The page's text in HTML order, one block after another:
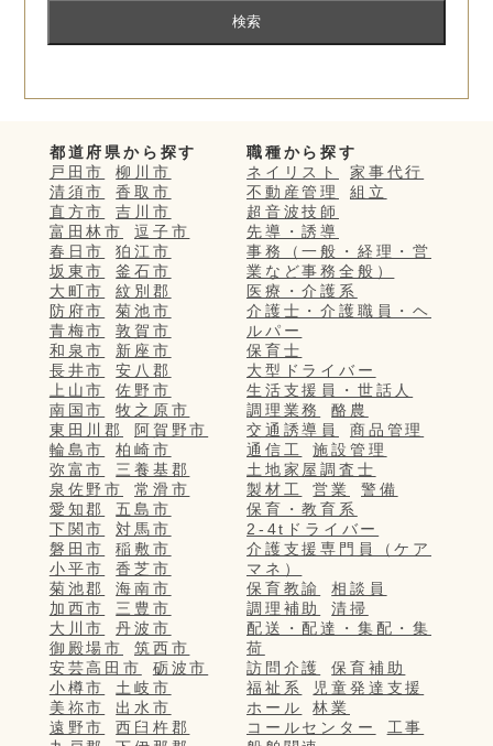
都道府県から探す
戸田市
柳川市
清須市
香取市
直方市
吉川市
富田林市
逗子市
春日市
狛江市
坂東市
釜石市
大町市
紋別郡
防府市
菊池市
青梅市
敦賀市
和泉市
新座市
長井市
安八郡
上山市
佐野市
南国市
牧之原市
東田川郡
阿賀野市
輪島市
柏崎市
弥富市
三養基郡
泉佐野市
常滑市
愛知郡
五島市
下関市
対馬市
磐田市
稲敷市
小平市
香芝市
菊池郡
海南市
加西市
三豊市
大川市
丹波市
御殿場市
筑西市
安芸高田市
砺波市
小樽市
土岐市
美祢市
出水市
遠野市
西臼杵郡
職種から探す
ネイリスト
家事代行
不動産管理
組立
超音波技師
先導・誘導
事務（一般・経理・営
業など事務全般）
医療・介護系
介護士・介護職員・ヘ
ルパー
保育士
大型ドライバー
生活支援員・世話人
調理業務
酪農
交通誘導員
商品管理
通信工
施設管理
土地家屋調査士
製材工
営業
警備
保育・教育系
2-4tドライバー
介護支援専門員（ケア
マネ）
保育教諭
相談員
調理補助
清掃
配送・配達・集配・集
荷
訪問介護
保育補助
福祉系
児童発達支援
ホール
林業
コールセンター
工事